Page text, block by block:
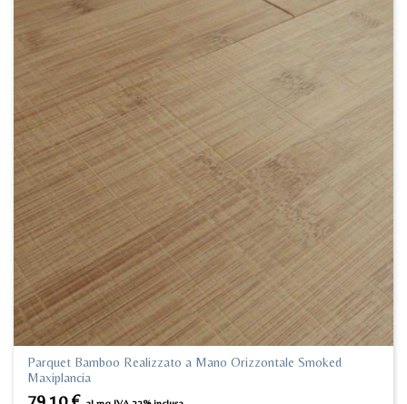
Parquet Bamboo Realizzato a Mano Orizzontale Smoked
Maxiplancia